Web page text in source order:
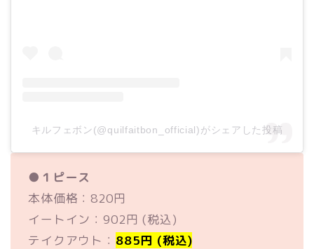
キルフェボン(@quilfaitbon_official)がシェアした投稿
● １ピース
本体価格：820円
イートイン：902円 (税込)
テイクアウト： 885円 (税込)